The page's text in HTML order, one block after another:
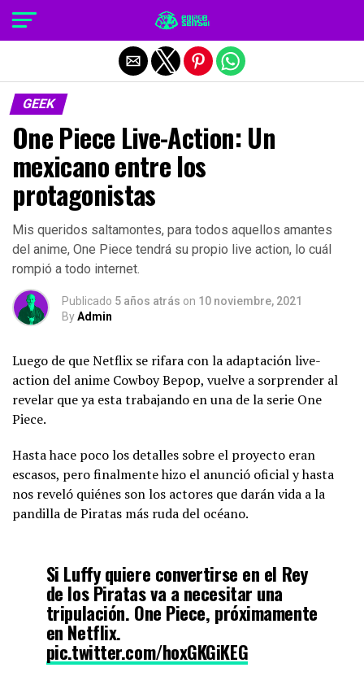
GEEK
One Piece Live-Action: Un
mexicano entre los
protagonistas
Mis queridos saltamontes, para todos aquellos amantes
del anime, One Piece tendrá su propio live action, lo cuál
rompió a todo internet.
Publicado 5 años atrás on 10 noviembre, 2021
ByAdmin
Luego de que Netflix se rifara con la adaptación live-
action del anime Cowboy Bepop, vuelve a sorprender al
revelar que ya esta trabajando en una de la serie One
Piece.
Hasta hace poco los detalles sobre el proyecto eran
escasos, pero finalmente hizo el anunció oficial y hasta
nos reveló quiénes son los actores que darán vida a la
pandilla de Piratas más ruda del océano.
Si Luffy quiere convertirse en el Rey
de los Piratas va a necesitar una
tripulación. One Piece, próximamente
en Netflix.
pic.twitter.com/hoxGKGiKEG
Salir de la versión móvil